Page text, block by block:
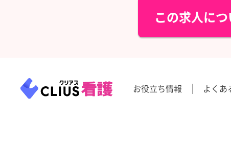
この求人に
お役立ち情報 よくあ